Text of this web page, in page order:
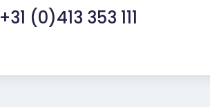
+31 (0)413 353 111